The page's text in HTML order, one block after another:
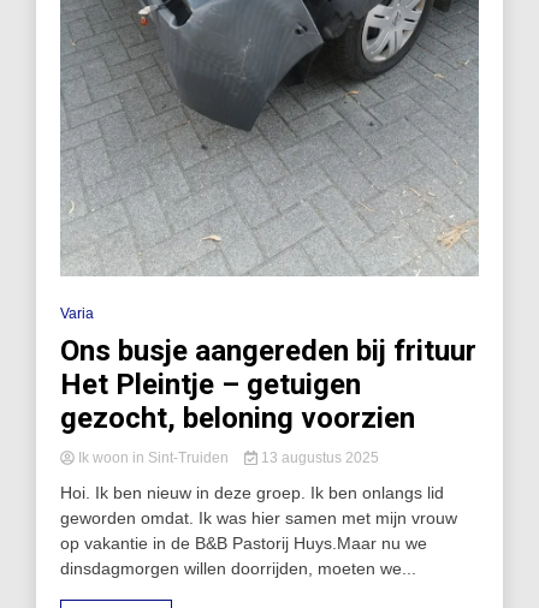
Varia
Ons busje aangereden bij frituur
Het Pleintje – getuigen
gezocht, beloning voorzien
Ik woon in Sint-Truiden 13 augustus 2025
Hoi. Ik ben nieuw in deze groep. Ik ben onlangs lid
geworden omdat. Ik was hier samen met mijn vrouw
op vakantie in de B&B Pastorij Huys.Maar nu we
dinsdagmorgen willen doorrijden, moeten we...